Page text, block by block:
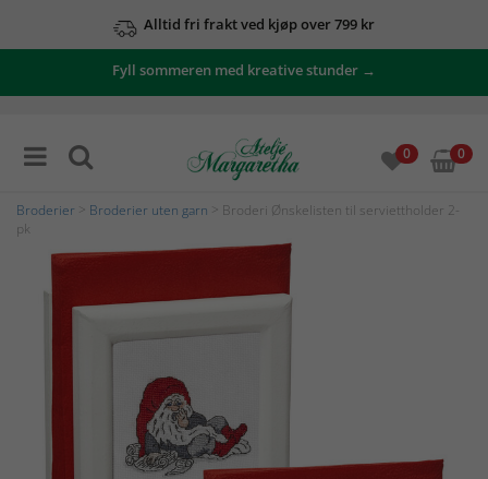
Alltid fri frakt ved kjøp over 799 kr
Fyll sommeren med kreative stunder →
0 0
Broderier Broderier uten garn > Broderi Ønskelisten til serviettholder 2-
pk